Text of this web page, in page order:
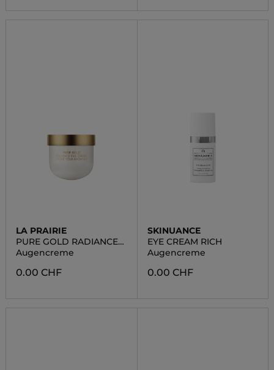
LA PRAIRIE
PURE GOLD RADIANCE
EYE CREAM - REFILL
Augencreme
0.00 CHF
SKINUANCE
EYE CREAM RICH
Augencreme
0.00 CHF